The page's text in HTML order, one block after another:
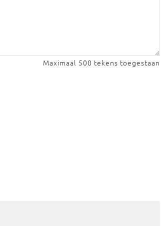
Maximaal 500 tekens toegestaan